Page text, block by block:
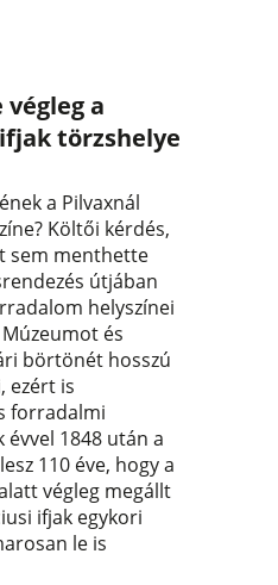
végleg a
törzshelye
a Pilvaxnál
Költői kérdés,
sem menthette
útjában
helyszínei
és
börtönét hosszú
ezért is
forradalmi
évvel 1848 után a
110 éve, hogy a
végleg megállt
ifjak egykori
le is